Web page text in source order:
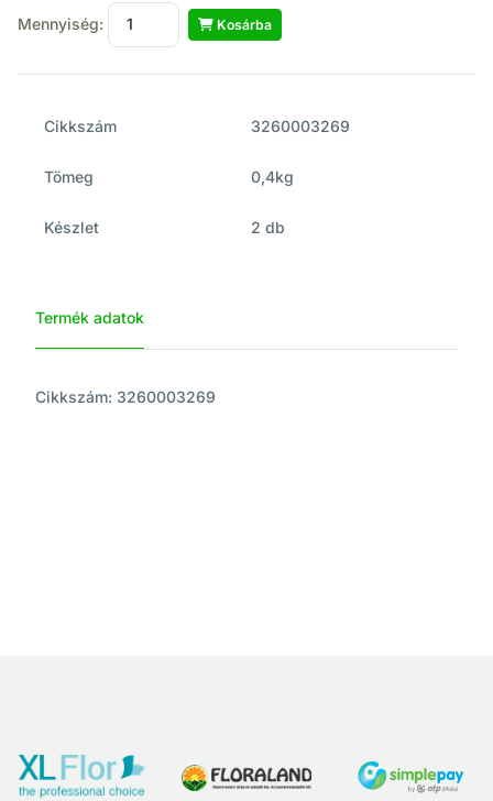
Mennyiség: Kosárba
Cikkszám 3260003269
Tömeg 0,4kg
Készlet 2 db
Termék adatok
Cikkszám: 3260003269